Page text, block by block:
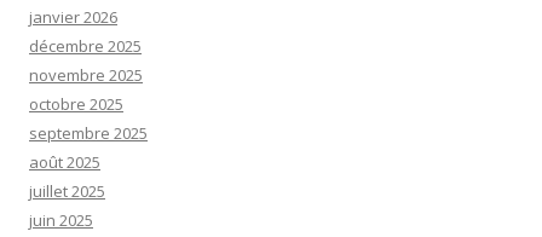
janvier 2026
décembre 2025
novembre 2025
octobre 2025
septembre 2025
août 2025
juillet 2025
juin 2025